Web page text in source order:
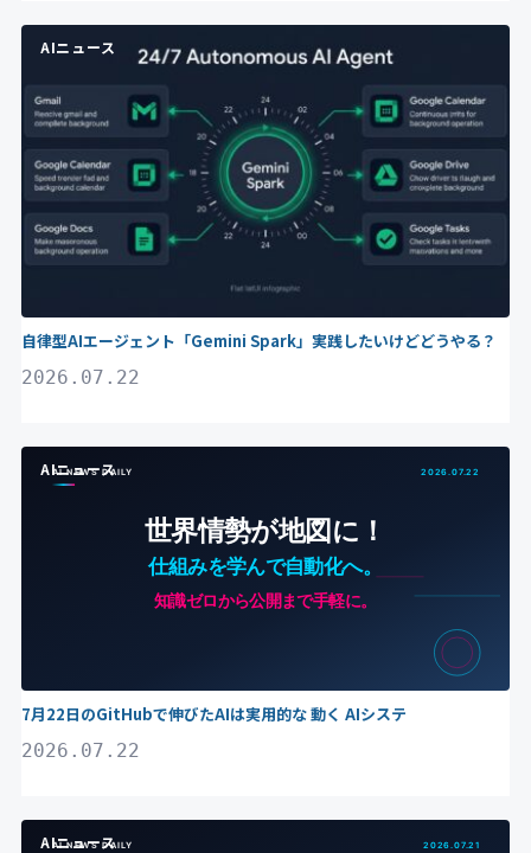
AIニュース
自律型AIエージェント「Gemini Spark」実践したいけどどうやる？
2026.07.22
AIニュース
7月22日のGitHubで伸びたAIは実用的な 動く AIシステ
2026.07.22
AIニュース